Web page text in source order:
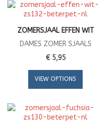
ZOMERSJAAL EFFEN WIT
DAMES ZOMER SJAALS
€ 5,95
VIEW OPTIONS